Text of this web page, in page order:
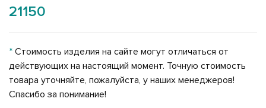
21150
* Стоимость изделия на сайте могут отличаться от
действующих на настоящий момент. Точную стоимость
товара уточняйте, пожалуйста, у наших менеджеров!
Спасибо за понимание!